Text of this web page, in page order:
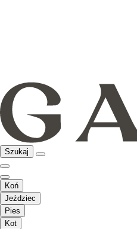
Szukaj
Koń
Jeździec
Pies
Kot